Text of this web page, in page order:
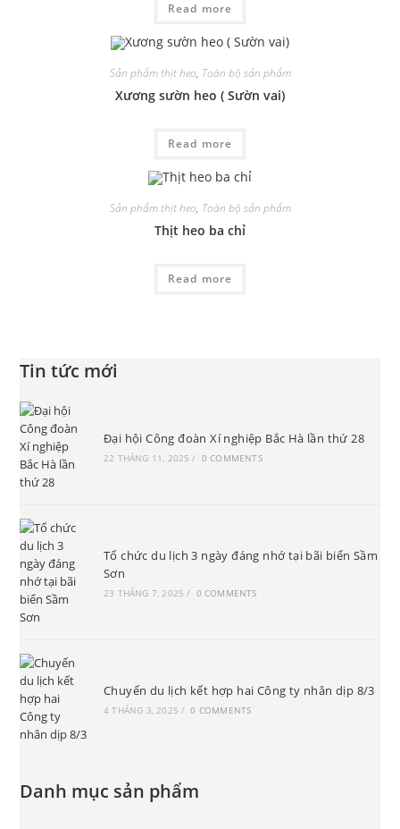
Read more
Sản phẩm thịt heo, Toàn bộ sản phẩm
Xương sườn heo ( Sườn vai)
Read more
Sản phẩm thịt heo, Toàn bộ sản phẩm
Thịt heo ba chỉ
Read more
Tin tức mới
Đại hội Công đoàn Xí nghiệp Bắc Hà lần thứ 28
22 THÁNG 11, 2025 / 0 COMMENTS
Tổ chức du lịch 3 ngày đáng nhớ tại bãi biển Sầm
Sơn
23 THÁNG 7, 2025 / 0 COMMENTS
Chuyến du lịch kết hợp hai Công ty nhân dịp 8/3
4 THÁNG 3, 2025 / 0 COMMENTS
Danh mục sản phẩm